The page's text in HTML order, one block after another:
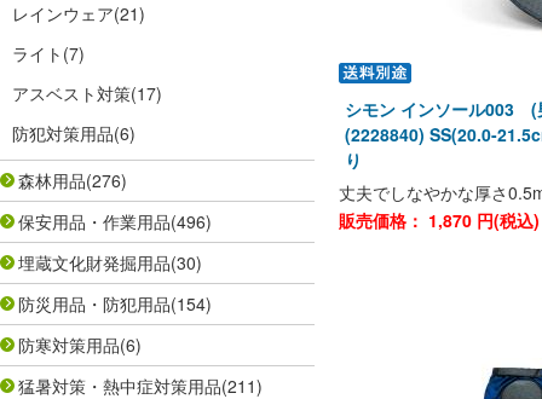
レインウェア(21)
ライト (7)
アスベスト対策(17)
防犯対策用品(6)
森林用品(276)
保安用品・作業用品(496)
埋蔵文化財発掘用品(30)
防災用品・防犯用品(154)
防寒対策用品(6)
猛暑対策・熱中症対策用品(211)
シモン インソール003
(2228840) SS(20.0-
り
丈夫でしなやかな厚さ
販売価格： 1,870 円(税